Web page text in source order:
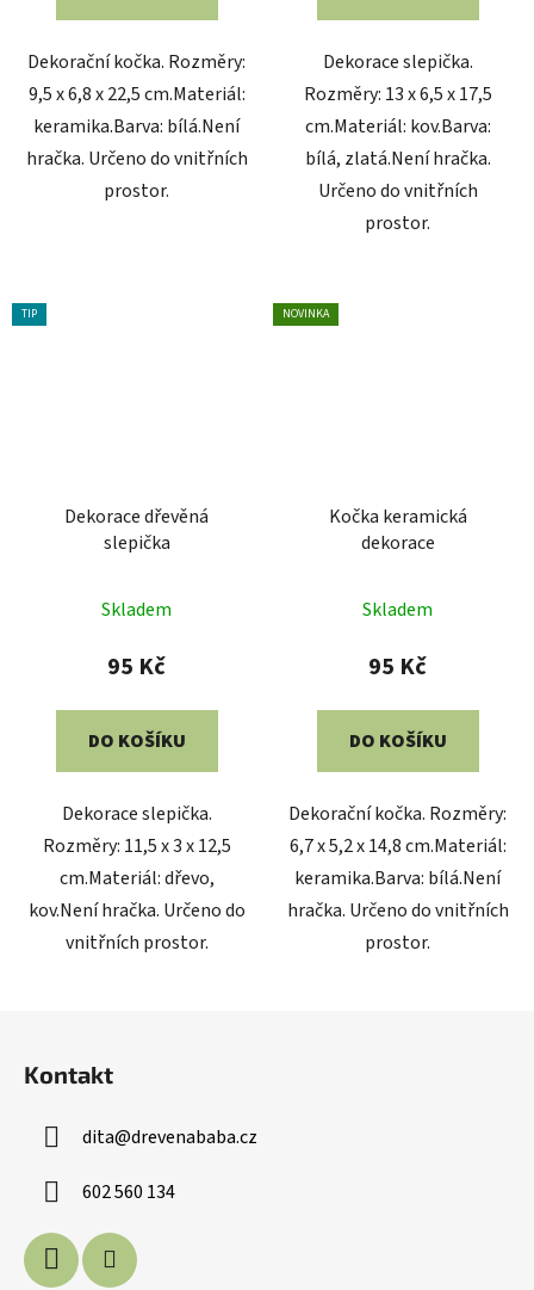
Dekorační kočka. Rozměry:
9,5 x 6,8 x 22,5 cm.Materiál:
keramika.Barva: bílá.Není
hračka. Určeno do vnitřních
prostor.
Dekorace slepička.
Rozměry: 13 x 6,5 x 17,5
cm.Materiál: kov.Barva:
bílá, zlatá.Není hračka.
Určeno do vnitřních
prostor.
TIP
Dekorace dřevěná
slepička
Skladem
95 Kč
DO KOŠÍKU
Dekorace slepička.
Rozměry: 11,5 x 3 x 12,5
cm.Materiál: dřevo,
kov.Není hračka. Určeno do
vnitřních prostor.
NOVINKA
Kočka keramická
dekorace
Skladem
95 Kč
DO KOŠÍKU
Dekorační kočka. Rozměry:
6,7 x 5,2 x 14,8 cm.Materiál:
keramika.Barva: bílá.Není
hračka. Určeno do vnitřních
prostor.
Kontakt
dita@drevenababa.cz
602 560 134